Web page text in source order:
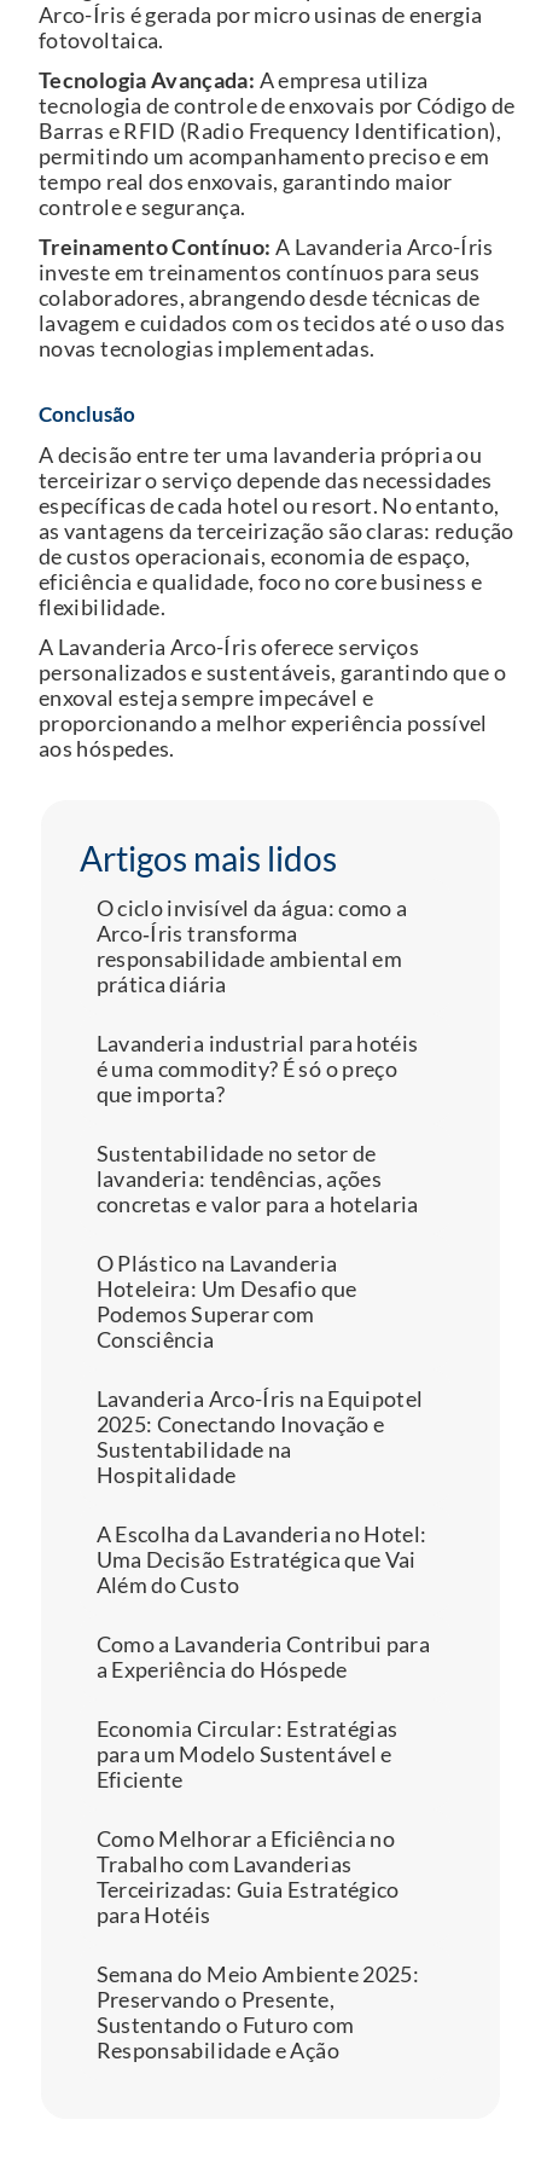
Arco-Íris é gerada por micro usinas de energia
fotovoltaica.
Tecnologia Avançada: A empresa utiliza
tecnologia de controle de enxovais por Código de
Barras e RFID (Radio Frequency Identification),
permitindo um acompanhamento preciso e em
tempo real dos enxovais, garantindo maior
controle e segurança.
Treinamento Contínuo: A Lavanderia Arco-Íris
investe em treinamentos contínuos para seus
colaboradores, abrangendo desde técnicas de
lavagem e cuidados com os tecidos até o uso das
novas tecnologias implementadas.
Conclusão
A decisão entre ter uma lavanderia própria ou
terceirizar o serviço depende das necessidades
específicas de cada hotel ou resort. No entanto,
as vantagens da terceirização são claras: redução
de custos operacionais, economia de espaço,
eficiência e qualidade, foco no core business e
flexibilidade.
A Lavanderia Arco-Íris oferece serviços
personalizados e sustentáveis, garantindo que o
enxoval esteja sempre impecável e
proporcionando a melhor experiência possível
aos hóspedes.
Artigos mais lidos
O ciclo invisível da água: como a
Arco‑Íris transforma
responsabilidade ambiental em
prática diária
Lavanderia industrial para hotéis
é uma commodity? É só o preço
que importa?
Sustentabilidade no setor de
lavanderia: tendências, ações
concretas e valor para a hotelaria
O Plástico na Lavanderia
Hoteleira: Um Desafio que
Podemos Superar com
Consciência
Lavanderia Arco-Íris na Equipotel
2025: Conectando Inovação e
Sustentabilidade na
Hospitalidade
A Escolha da Lavanderia no Hotel:
Uma Decisão Estratégica que Vai
Além do Custo
Como a Lavanderia Contribui para
a Experiência do Hóspede
Economia Circular: Estratégias
para um Modelo Sustentável e
Eficiente
Como Melhorar a Eficiência no
Trabalho com Lavanderias
Terceirizadas: Guia Estratégico
para Hotéis
Semana do Meio Ambiente 2025:
Preservando o Presente,
Sustentando o Futuro com
Responsabilidade e Ação